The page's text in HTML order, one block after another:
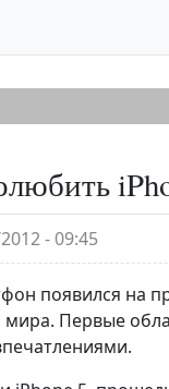
содержанию
- 09:45
появился на
мира. Первые